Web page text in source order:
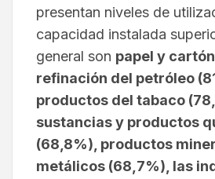
presentan niveles de
capacidad instalada
general son papel y
refinación del petróleo
productos del tabaco
sustancias y productos
(68,8%), productos
metálicos (68,7%), las